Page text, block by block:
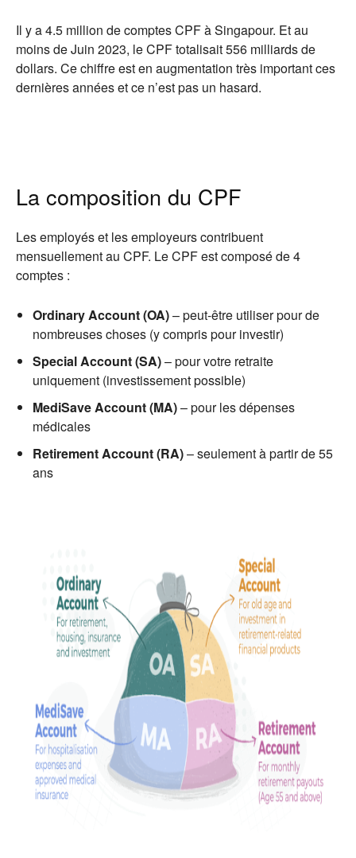
Il y a 4.5 million de comptes CPF à Singapour. Et au
moins de Juin 2023, le CPF totalisait 556 milliards de
dollars. Ce chiffre est en augmentation très important ces
dernières années et ce n’est pas un hasard.
La composition du CPF
Les employés et les employeurs contribuent
mensuellement au CPF. Le CPF est composé de 4
comptes :
Ordinary Account (OA)– peut-être utiliser pour de
nombreuses choses (y compris pour investir)
Special Account (SA)– pour votre retraite
uniquement (investissement possible)
MediSave Account (MA)– pour les dépenses
médicales
Retirement Account (RA)– seulement à partir de 55
ans